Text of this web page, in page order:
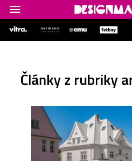
Články z rubriky